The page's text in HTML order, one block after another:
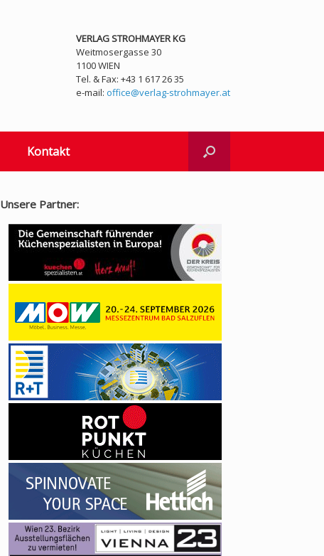
VERLAG STROHMAYER KG
Weitmosergasse 30
1100 WIEN
Tel. & Fax: +43 1 617 26 35
e-mail: office@verlag-strohmayer.at
Kontakt
Unsere Partner: